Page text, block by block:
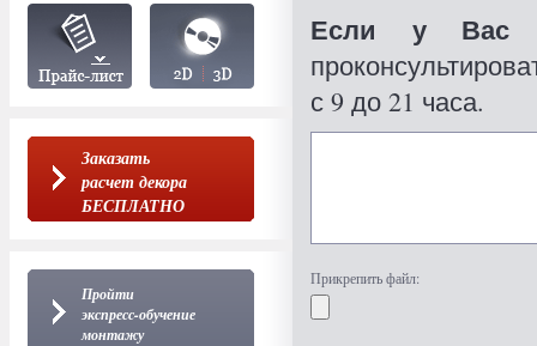
Заказать
расчет декора
БЕСПЛАТНО
Пройти
экспресс-обучение
монтажу
Если у Вас
с 9 до 21 часа.
Прикрепить файл: